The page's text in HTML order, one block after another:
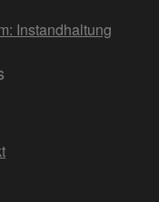
Instandhaltung